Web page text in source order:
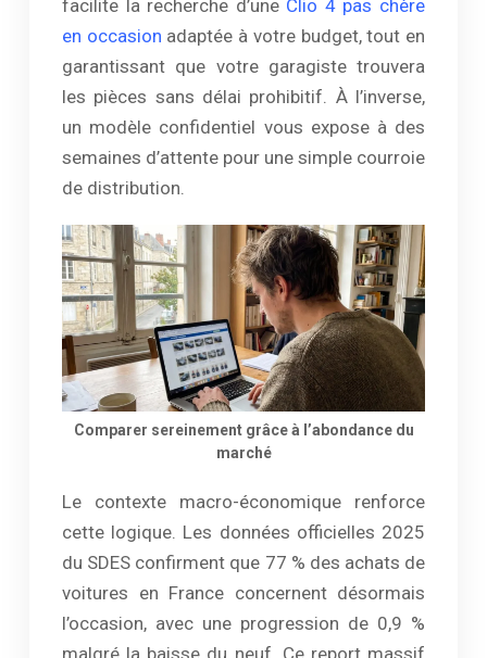
facilite la recherche d’une Clio 4 pas chère
en occasion adaptée à votre budget, tout en
garantissant que votre garagiste trouvera
les pièces sans délai prohibitif. À l’inverse,
un modèle confidentiel vous expose à des
semaines d’attente pour une simple courroie
de distribution.
Comparer sereinement grâce à l’abondance du
marché
Le contexte macro-économique renforce
cette logique. Les données officielles 2025
du SDES confirment que 77 % des achats de
voitures en France concernent désormais
l’occasion, avec une progression de 0,9 %